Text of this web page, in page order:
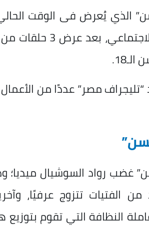
الذي يُعرض فى الوقت
على مواقع
مصر” عددًا من الأعمال
غضب رواد السوشيال
الفتيات تتزوج عرفيًا،
النظافة التي تقوم